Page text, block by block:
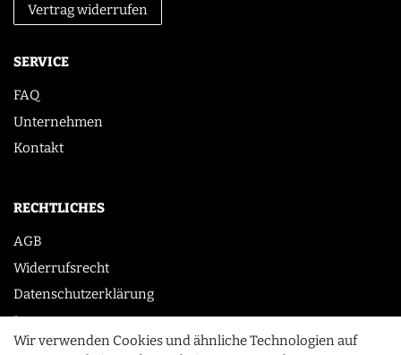
Vertrag widerrufen
SERVICE
FAQ
Unternehmen
Kontakt
RECHTLICHES
AGB
Widerrufsrecht
Datenschutzerklärung
Impressum
Wir verwenden Cookies und ähnliche Technologien auf